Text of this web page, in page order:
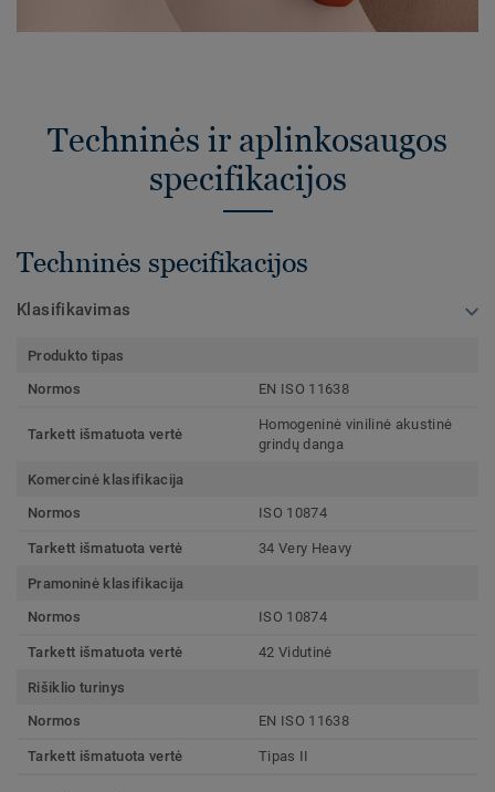
Techninės ir aplinkosaugos
specifikacijos
Techninės specifikacijos
Klasifikavimas
Produkto tipas
Normos
EN ISO 11638
Tarkett išmatuota vertė
Homogeninė vinilinė akustinė
grindų danga
Komercinė klasifikacija
Normos
ISO 10874
Tarkett išmatuota vertė 34 Very Heavy
Pramoninė klasifikacija
Normos
ISO 10874
Tarkett išmatuota vertė 42 Vidutinė
Rišiklio turinys
Normos
EN ISO 11638
Tarkett išmatuota vertė Tipas II